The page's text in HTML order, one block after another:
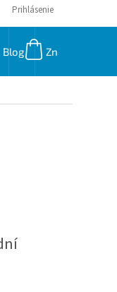
Prihlásenie
NÁKUPNÝ
KOŠÍK
Blog Značky